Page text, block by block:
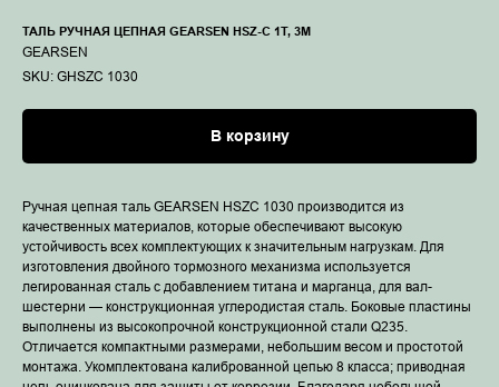
ТАЛЬ РУЧНАЯ ЦЕПНАЯ GEARSEN HSZ-C 1Т, 3М
GEARSEN
SKU: GHSZC 1030
В корзину
Ручная цепная таль GEARSEN HSZC 1030 производится из
качественных материалов, которые обеспечивают высокую
устойчивость всех комплектующих к значительным нагрузкам. Для
изготовления двойного тормозного механизма используется
легированная сталь с добавлением титана и марганца, для вал-
шестерни — конструкционная углеродистая сталь. Боковые пластины
выполнены из высокопрочной конструкционной стали Q235.
Отличается компактными размерами, небольшим весом и простотой
монтажа. Укомплектована калиброванной цепью 8 класса; приводная